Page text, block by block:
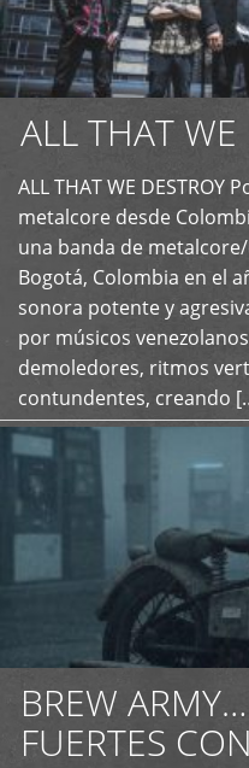
ALL THAT WE
ALL THAT WE
metalcore desde
una banda de
Bogotá, Colombia en el
sonora potente y
por músicos
demoledores, ritmos
contundentes, creando
BREW
FUERTES